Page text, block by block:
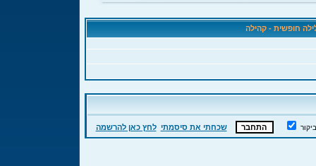
חופשית - קהילה
שכחתי את סיסמתי לחץ כאן להרשמה